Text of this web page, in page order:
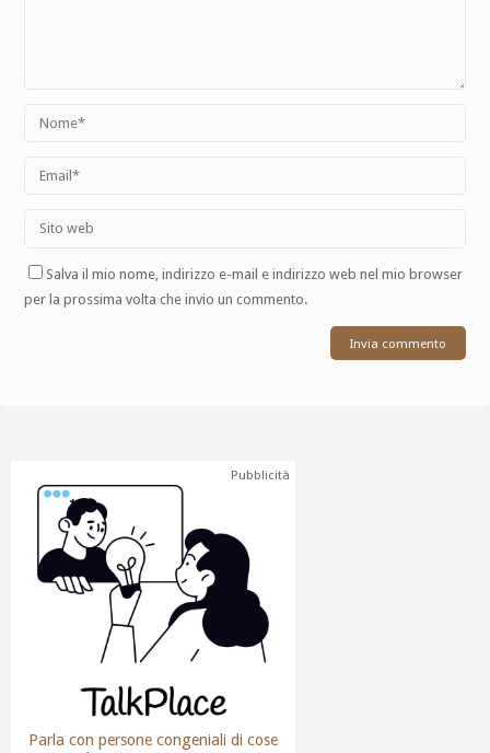
Salva il mio nome, indirizzo e-mail e indirizzo web nel mio browser
per la prossima volta che invio un commento.
Pubblicità
Parla con persone congeniali di cose